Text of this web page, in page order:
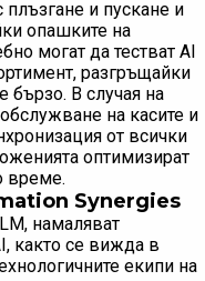
плъзгане и пускане и
опашките на
могат да тестват AI
разгръщайки
бързо. В случая на
на касите и
от всички
оптимизират
време.
Synergies
намаляват
както се вижда в
екипи на